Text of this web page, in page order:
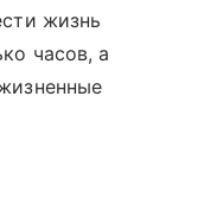
жизнь
часов, а